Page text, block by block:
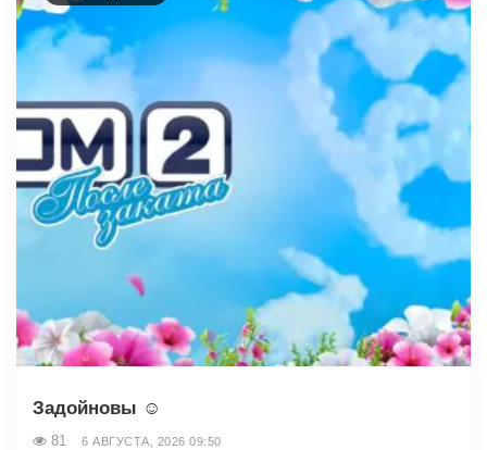
Задойновы ☺️
81 6 АВГУСТА, 2026 09:50